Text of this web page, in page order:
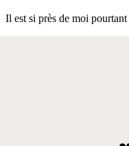
Il est si près de moi